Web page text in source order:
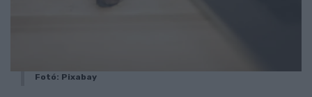
Fotó: Pixabay